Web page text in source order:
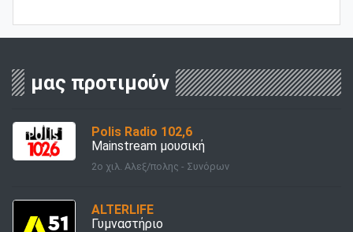
μας προτιμούν
Polis Radio 102,6
Mainstream μουσική
2ο χιλ. Αλεξ/πολης - Συνόρων
ALTERLIFE
Γυμναστήριο